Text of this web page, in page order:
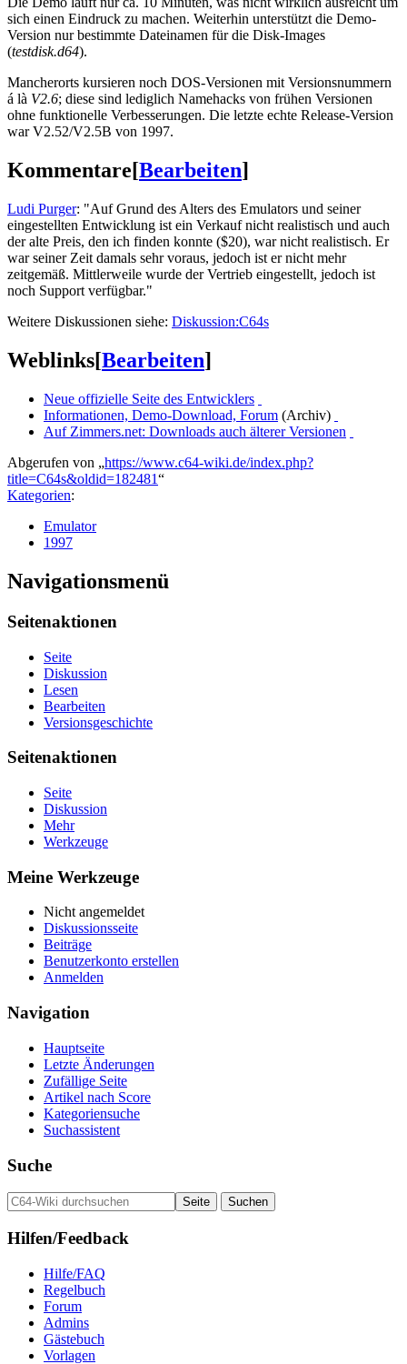
sich einen Eindruck zu machen. Weiterhin unterstützt die Demo-
Version nur bestimmte Dateinamen für die Disk-Images
(testdisk.d64).
Mancherorts kursieren noch DOS-Versionen mit Versionsnummern
á là V2.6; diese sind lediglich Namehacks von frühen Versionen
ohne funktionelle Verbesserungen. Die letzte echte Release-Version
war V2.52/V2.5B von 1997.
Kommentare[Bearbeiten]
Ludi Purger: "Auf Grund des Alters des Emulators und seiner
eingestellten Entwicklung ist ein Verkauf nicht realistisch und auch
der alte Preis, den ich finden konnte ($20), war nicht realistisch. Er
war seiner Zeit damals sehr voraus, jedoch ist er nicht mehr
zeitgemäß. Mittlerweile wurde der Vertrieb eingestellt, jedoch ist
noch Support verfügbar."
Weitere Diskussionen siehe: Diskussion:C64s
Weblinks[Bearbeiten]
Neue offizielle Seite des Entwicklers
Informationen, Demo-Download, Forum (Archiv)
Auf Zimmers.net: Downloads auch älterer Versionen
Abgerufen von „https://www.c64-wiki.de/index.php?
title=C64s&oldid=182481“
Kategorien:
Emulator
1997
Navigationsmenü
Seitenaktionen
Seite
Diskussion
Lesen
Bearbeiten
Versionsgeschichte
Seitenaktionen
Seite
Diskussion
Mehr
Werkzeuge
Meine Werkzeuge
Nicht angemeldet
Diskussionsseite
Beiträge
Benutzerkonto erstellen
Anmelden
Navigation
Hauptseite
Letzte Änderungen
Zufällige Seite
Artikel nach Score
Kategoriensuche
Suchassistent
Suche
Hilfen/Feedback
Hilfe/FAQ
Regelbuch
Forum
Admins
Gästebuch
Vorlagen